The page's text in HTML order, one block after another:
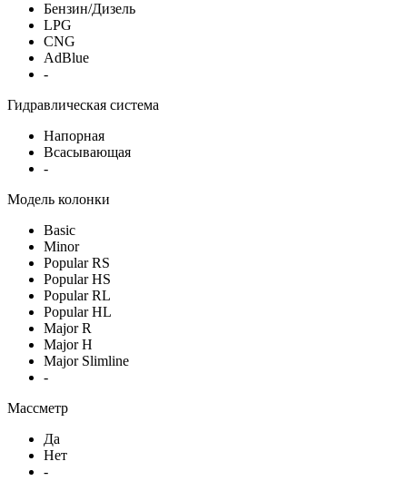
Бензин/Дизель
LPG
CNG
AdBlue
-
Гидравлическая система
Напорная
Всасывающая
-
Модель колонки
Basic
Minor
Popular RS
Popular HS
Popular RL
Popular HL
Major R
Major H
Major Slimline
-
Массметр
Да
Нет
-